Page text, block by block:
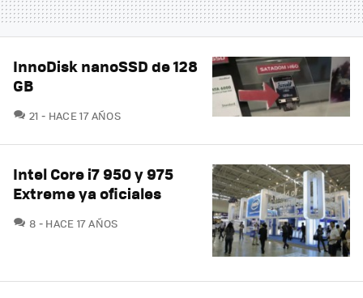
InnoDisk nanoSSD de 128
GB
21 COMENTARIOS
HACE 17 AÑOS
Intel Core i7 950 y 975
Extreme ya oficiales
8 COMENTARIOS
HACE 17 AÑOS